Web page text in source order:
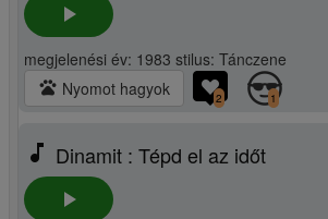
play_arrow
megjelenési év: 1983 stilus: Tánczene
pets Nyomot hagyok 2 1
music_note Dinamit : Tépd el az időt
play_arrow